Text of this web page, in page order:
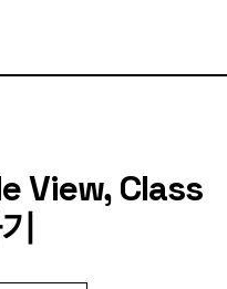
View, Class